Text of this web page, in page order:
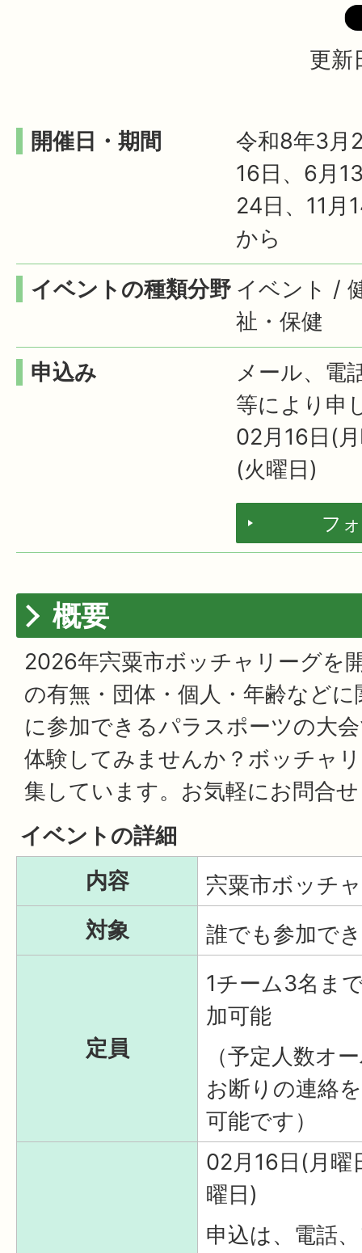
更新
開催日・期間
令和8年3月
16日、6月
24日、11月
から
イベントの種類分野 イベント /
祉・保健
申込み
メール、電
等により申
02月16日(
(火曜日)
フ
概要
2026年宍粟市ボッチャリーグを
の有無・団体・個人・年齢など
に参加できるパラスポーツの大
体験してみませんか？ボッチャ
集しています。お気軽にお問合
イベントの詳細
内容
宍粟市ボッチ
対象
誰でも参加で
定員
1チーム3名ま
加可能
（予定人数オ
お断りの連絡
可能です）
02月16日(月曜
曜日)
申込は、電話